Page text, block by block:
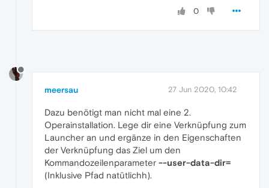
0
meersau 27 Jun 2020, 10:42
Dazu benötigt man nicht mal eine 2.
Operainstallation. Lege dir eine Verknüpfung zum
Launcher an und ergänze in den Eigenschaften
der Verknüpfung das Ziel um den
Kommandozeilenparameter --user-data-dir=
(Inklusive Pfad natütlichh).